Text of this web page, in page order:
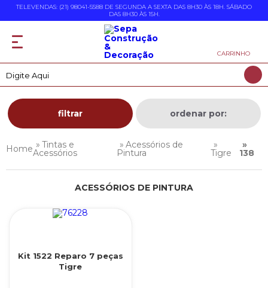
TELEVENDAS: (21) 98041-5588 DE SEGUNDA A SEXTA DAS 8H30 ÀS 18H. SÁBADO
DAS 8H30 ÀS 15H.
CARRINHO
filtrar ordenar por:
Tintas e
Acessórios
Acessórios de
Pintura Tigre 138
ACESSÓRIOS DE PINTURA
Kit 1522 Reparo 7 peças
Tigre